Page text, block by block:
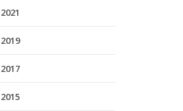
2021
2019
2017
2015